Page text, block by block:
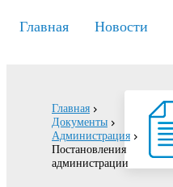
Главная Новости
Главная
Документы
Администрация
Постановления
администрации